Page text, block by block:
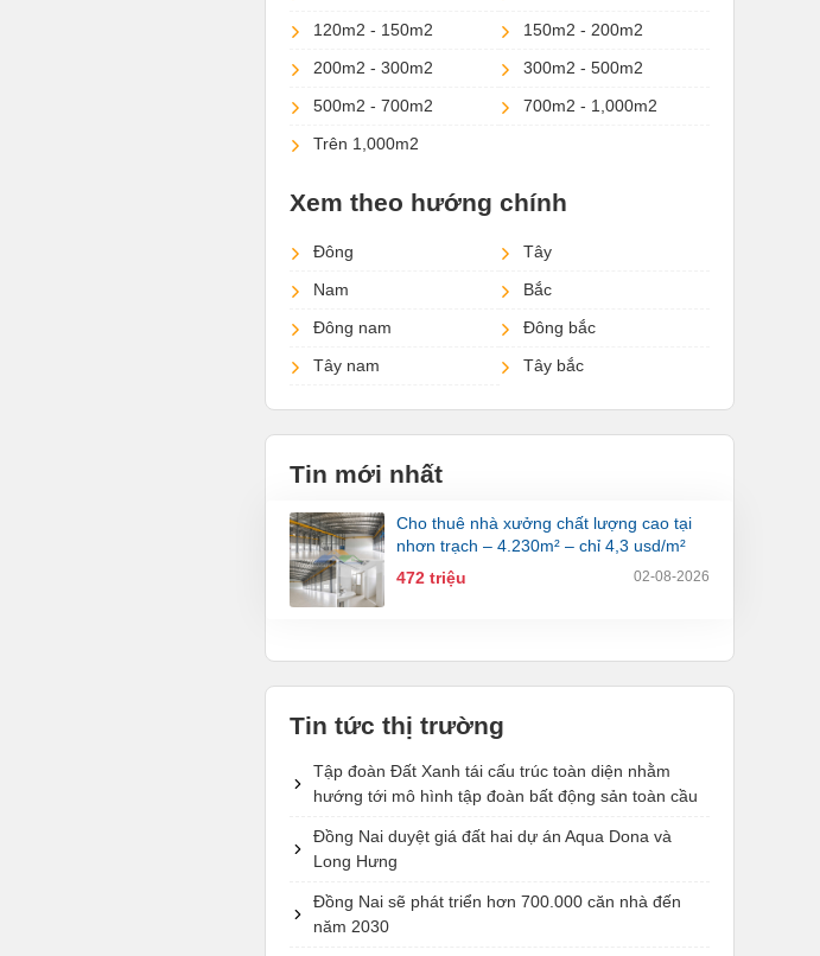
120m2 - 150m2
150m2 - 200m2
200m2 - 300m2
300m2 - 500m2
500m2 - 700m2
700m2 - 1,000m2
Trên 1,000m2
Xem theo hướng chính
Đông
Tây
Nam
Bắc
Đông nam
Đông bắc
Tây nam
Tây bắc
Tin mới nhất
cho thuê nhà xưởng chất lượng cao tại
nhơn trạch – 4.230m² – chỉ 4,3 usd/m²
472 triệu
02-08-2026
Tin tức thị trường
Tập đoàn Đất Xanh tái cấu trúc toàn diện nhằm
hướng tới mô hình tập đoàn bất động sản toàn cầu
Đồng Nai duyệt giá đất hai dự án Aqua Dona và
Long Hưng
Đồng Nai sẽ phát triển hơn 700.000 căn nhà đến
năm 2030